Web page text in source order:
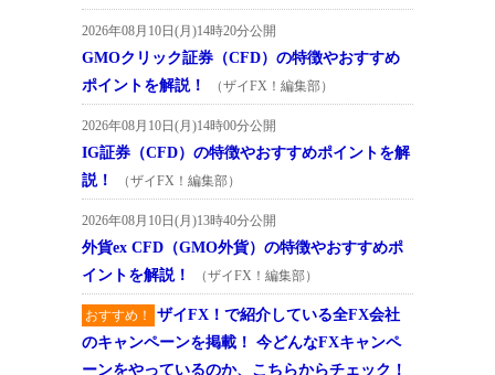
2026年08月10日(月)14時20分公開
GMOクリック証券（CFD）の特徴やおすすめ
ポイントを解説！
（ザイFX！編集部）
2026年08月10日(月)14時00分公開
IG証券（CFD）の特徴やおすすめポイントを解
説！
（ザイFX！編集部）
2026年08月10日(月)13時40分公開
外貨ex CFD（GMO外貨）の特徴やおすすめポ
イントを解説！
（ザイFX！編集部）
おすすめ！
ザイFX！で紹介している全FX会社
のキャンペーンを掲載！ 今どんなFXキャンペ
ーンをやっているのか、こちらからチェック！